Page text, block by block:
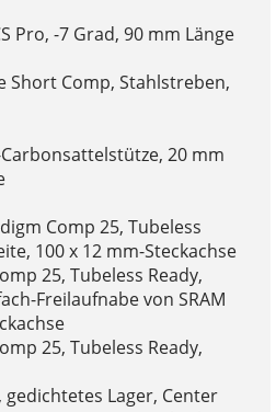
Pro, -7 Grad, 90 mm Länge
Short Comp, Stahlstreben,
20 mm
Comp 25, Tubeless
100 x 12 mm-Steckachse
25, Tubeless Ready,
Freilaufnabe von SRAM
25, Tubeless Ready,
Lager, Center